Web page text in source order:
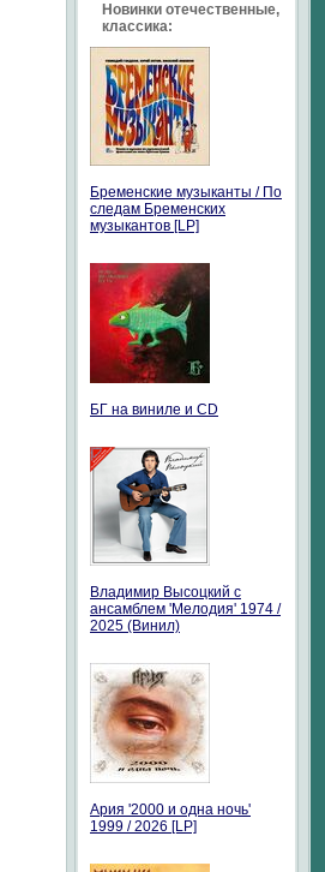
Новинки отечественные,
классика:
Бременские музыканты / По
следам Бременских
музыкантов [LP]
БГ на виниле и CD
Владимир Высоцкий с
ансамблем 'Мелодия' 1974 /
2025 (Винил)
Ария '2000 и одна ночь'
1999 / 2026 [LP]